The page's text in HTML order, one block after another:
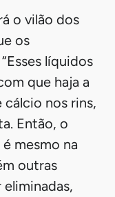
o vilão dos
os
líquidos
que haja a
nos rins,
Então, o
mesmo na
outras